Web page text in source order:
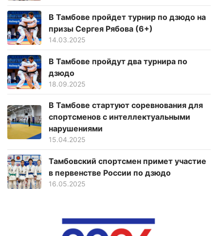
В Тамбове пройдет турнир по дзюдо на
призы Сергея Рябова (6+)
14.03.2025
В Тамбове пройдут два турнира по
дзюдо
18.09.2025
В Тамбове стартуют соревнования для
спортсменов с интеллектуальными
нарушениями
15.04.2025
Тамбовский спортсмен примет участие
в первенстве России по дзюдо
16.05.2025